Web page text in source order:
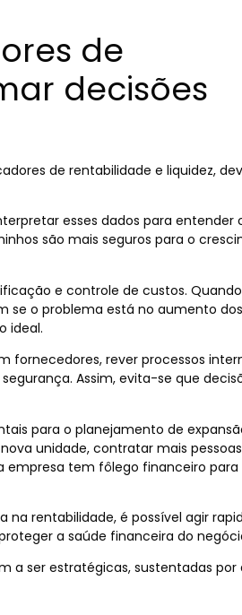
de
decisões
de rentabilidade e liquidez,
esses dados para entender
são mais seguros para o
e controle de custos.
se o problema está no aumento
ideal.
fornecedores, rever processos
Assim, evita-se que
para o planejamento de
unidade, contratar mais
empresa tem fôlego financeiro para
rentabilidade, é possível agir
a saúde financeira do
a ser estratégicas, sustentadas por